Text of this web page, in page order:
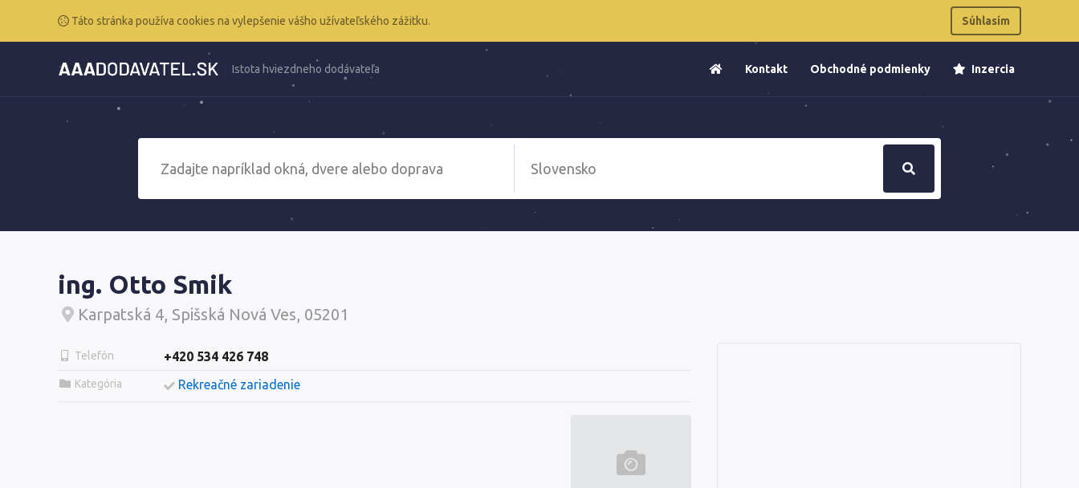
Táto stránka používa cookies na vylepšenie vášho užívateľského zážitku. Súhlasím
Istota hviezdneho dodávateľa Kontakt Obchodné podmienky Inzercia
ing. Otto Smik
Karpatská 4, Spišská Nová Ves, 05201
Telefón +420 534 426 748
Kategória Rekreačné zariadenie